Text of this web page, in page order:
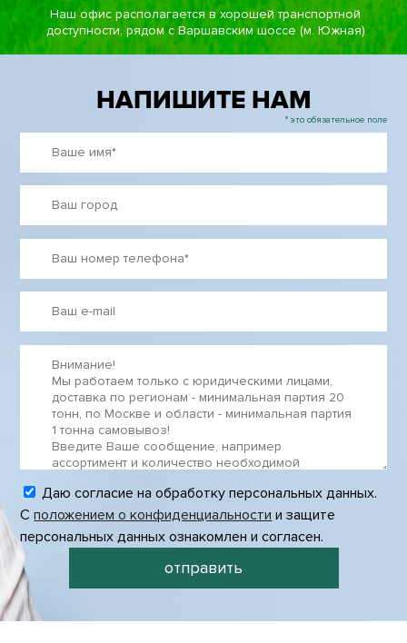
Наш офис располагается в хорошей транспортной
доступности, рядом с Варшавским шоссе (м. Южная)
НАПИШИТЕ НАМ
* это обязательное поле
Даю согласие на обработку персональных данных.
Сположением о конфиденциальности и защите
персональных данных ознакомлен и согласен.
отправить